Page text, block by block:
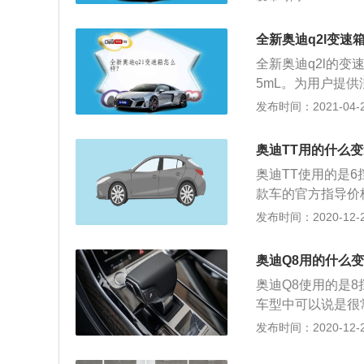
自身的实际需求
合金缸盖缸体。
用了五连杆独立
系统。奥迪rs4的
一款旅行车，旅
的。奥迪旗下的rs
了at变速箱。at变
更好。at变速箱是
全新奥迪q2l变速
全新奥迪q2l的变
5mL。为用户提
\/1500-3500rpm
全家的出游，还
奥迪Q2L在保持
进式转向技术，
以及五种驾驶模
发布时间：2021-
奥迪TT用的什么
奥迪TT使用的是6
款车的官方指导
车型，分别搭载
六个档位，值得
变速箱属于自动
个控制1、3、5档
的效率，在一定
了大幅度的提升
发布时间：2020-
奥迪Q8用的什么
奥迪Q8使用的是8
车型中可以说是
震减震器，可以
发布时间：2020-